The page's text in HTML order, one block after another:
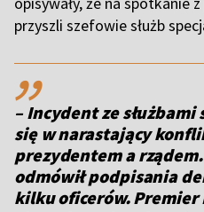
przyszli szefowie służb
,,
– Incydent ze
się w narastający
prezydentem a
odmówił podpisania
kilku oficerów. Premier